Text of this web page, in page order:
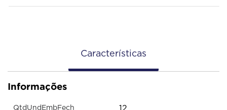
Características
Informações
QtdUndEmbFech